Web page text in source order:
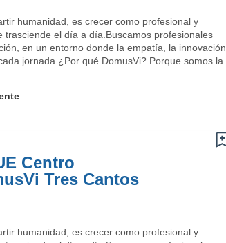
humanidad, es crecer como profesional y
trasciende el día a día.Buscamos profesionales
en un entorno donde la empatía, la innovación
jornada.¿Por qué DomusVi? Porque somos la
Centro
Tres Cantos
humanidad, es crecer como profesional y